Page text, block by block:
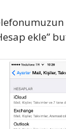
ekle”